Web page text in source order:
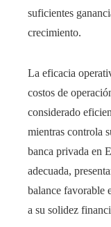
suficientes
crecimiento.
La eficacia
costos de
considerado
mientras controla
banca privada en
adecuada,
balance favorable
a su solidez